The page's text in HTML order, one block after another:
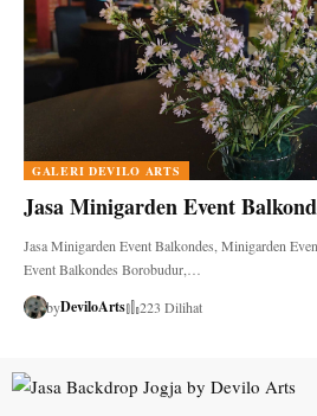
GALERI DEVILO ARTS
Jasa Minigarden Event
Jasa Minigarden Event Balkondes, Minigarden
Event Balkondes Borobudur,…
byDeviloArts 223 Dilihat